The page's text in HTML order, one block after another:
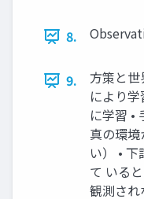
8.
9.
方策と
により
に学習 •
真の環
い） •
て いる
観測さ